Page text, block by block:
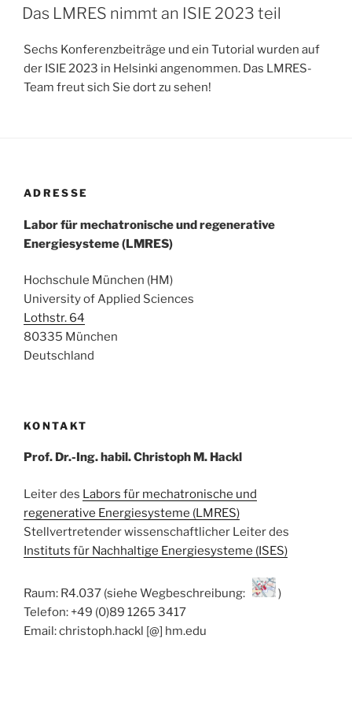
AM
Das LMRES nimmt an ISIE 2023 teil
Sechs Konferenzbeiträge und ein Tutorial wurden auf
der ISIE 2023 in Helsinki angenommen. Das LMRES-
Team freut sich Sie dort zu sehen!
ADRESSE
Labor für mechatronische und regenerative
Energiesysteme (LMRES)
Hochschule München (HM)
University of Applied Sciences
Lothstr. 64
80335 München
Deutschland
KONTAKT
Prof. Dr.-Ing. habil. Christoph M. Hackl
Leiter des Labors für mechatronische und
regenerative Energiesysteme (LMRES)
Stellvertretender wissenschaftlicher Leiter des
Instituts für Nachhaltige Energiesysteme (ISES)
Raum: R4.037 (siehe Wegbeschreibung:
)
Telefon: +49 (0)89 1265 3417
Email: christoph.hackl [@] hm.edu